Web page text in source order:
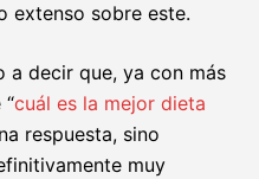
extenso sobre este.
a decir que, ya con más
cuál es la mejor dieta
respuesta, sino
muy